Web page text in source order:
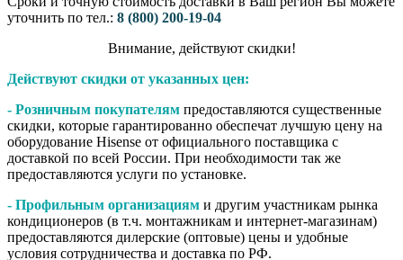
уточнить по тел.: 8 (800) 200-19-04
Внимание,​ действуют​ скидки!
Действуют скидки от указанных цен:
- Розничным покупателям предоставляются существенные
скидки, которые гарантированно обеспечат лучшую цену на
оборудование Hisense от официального поставщика с
доставкой по всей России. При необходимости так же
предоставляются услуги по установке.
- Профильным организациям и другим участникам рынка
кондиционеров (в т.ч. монтажникам и интернет-магазинам)
предоставляются дилерские (оптовые) цены и удобные
условия сотрудничества и доставка по РФ.